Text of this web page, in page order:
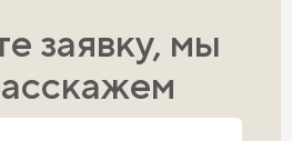
заявку, мы